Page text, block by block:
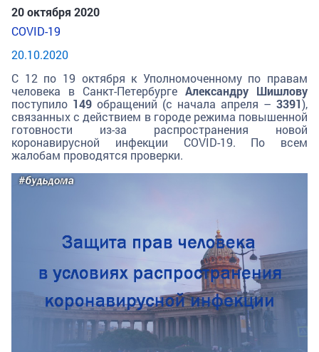
20 октября 2020
COVID-19
20.10.2020
С 12 по 19 октября к Уполномоченному по правам
человека в Санкт-Петербурге Александру Шишлову
поступило 149 обращений (с начала апреля – 3391),
связанных с действием в городе режима повышенной
готовности из-за распространения новой
коронавирусной инфекции COVID-19. По всем
жалобам проводятся проверки.